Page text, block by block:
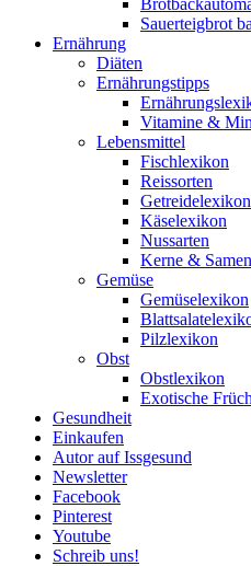
Sauerteigbrot
Ernährung
Diäten
Ernährungstipps
Vitamine &
Lebensmittel
Fischlexikon
Reissorten
Getreidelexikon
Käselexikon
Nussarten
Kerne &
Gemüse
Gemüselexikon
Pilzlexikon
Obst
Obstlexikon
Exotische
Gesundheit
Einkaufen
Autor auf Issgesund
Newsletter
Facebook
Pinterest
Youtube
Schreib uns!